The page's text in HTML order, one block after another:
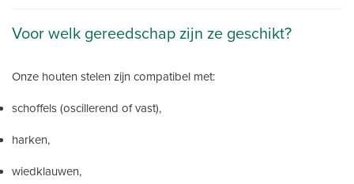
Voor welk gereedschap zijn ze geschikt?
Onze houten stelen zijn compatibel met:
schoffels (oscillerend of vast),
harken,
wiedklauwen,